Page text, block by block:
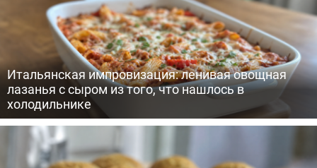
Итальянская импровизация: ленивая овощная
лазанья с сыром из того, что нашлось в
холодильнике